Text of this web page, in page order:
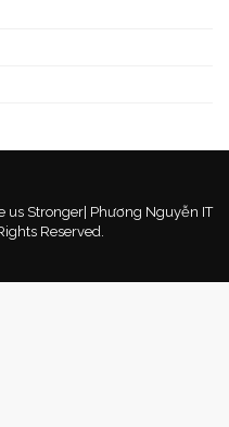
us Stronger| Phương Nguyễn IT
Reserved.